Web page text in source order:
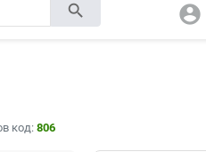
search account_circle
код: 806